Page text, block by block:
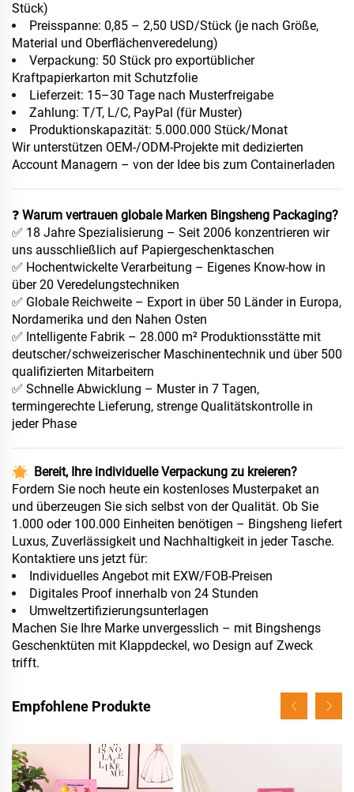
Stück)
Preisspanne: 0,85 – 2,50 USD/Stück (je nach Größe,
Material und Oberflächenveredelung)
Verpackung: 50 Stück pro exportüblicher
Kraftpapierkarton mit Schutzfolie
Lieferzeit: 15–30 Tage nach Musterfreigabe
Zahlung: T/T, L/C, PayPal (für Muster)
Produktionskapazität: 5.000.000 Stück/Monat
Wir unterstützen OEM-/ODM-Projekte mit dedizierten
Account Managern – von der Idee bis zum Containerladen
❓ Warum vertrauen globale Marken Bingsheng Packaging?
✅ 18 Jahre Spezialisierung – Seit 2006 konzentrieren wir
uns ausschließlich auf Papiergeschenktaschen
✅ Hochentwickelte Verarbeitung – Eigenes Know-how in
über 20 Veredelungstechniken
✅ Globale Reichweite – Export in über 50 Länder in Europa,
Nordamerika und den Nahen Osten
✅ Intelligente Fabrik – 28.000 m² Produktionsstätte mit
deutscher/schweizerischer Maschinentechnik und über 500
qualifizierten Mitarbeitern
✅ Schnelle Abwicklung – Muster in 7 Tagen,
termingerechte Lieferung, strenge Qualitätskontrolle in
jeder Phase
Bereit, Ihre individuelle Verpackung zu kreieren?
Fordern Sie noch heute ein kostenloses Musterpaket an
und überzeugen Sie sich selbst von der Qualität. Ob Sie
1.000 oder 100.000 Einheiten benötigen – Bingsheng liefert
Luxus, Zuverlässigkeit und Nachhaltigkeit in jeder Tasche.
Kontaktiere uns jetzt für:
Individuelles Angebot mit EXW/FOB-Preisen
Digitales Proof innerhalb von 24 Stunden
Umweltzertifizierungsunterlagen
Machen Sie Ihre Marke unvergesslich – mit Bingshengs
Geschenktüten mit Klappdeckel, wo Design auf Zweck
trifft.
Empfohlene Produkte